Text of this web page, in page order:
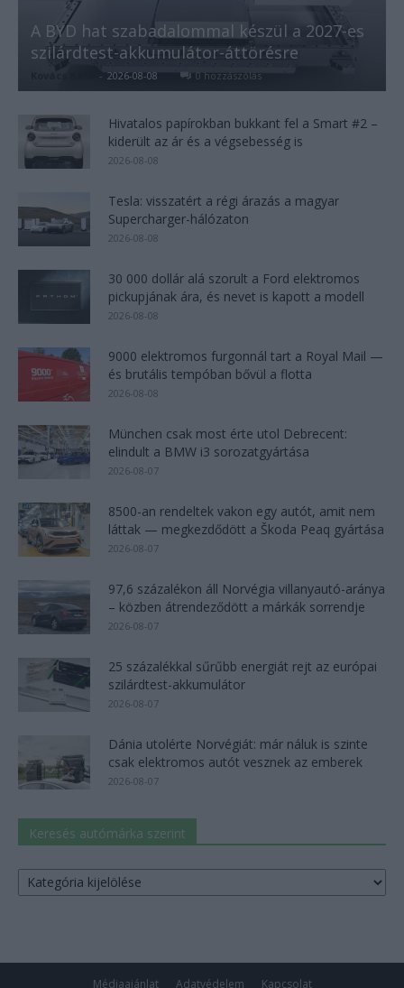
A BYD hat szabadalommal készül a 2027-es
szilárdtest-akkumulátor-áttörésre
- 2026-08-08 0 hozzászólás
Hivatalos papírokban bukkant fel a Smart #2 –
kiderült az ár és a végsebesség is
2026-08-08
Tesla: visszatért a régi árazás a magyar
Supercharger-hálózaton
2026-08-08
30 000 dollár alá szorult a Ford elektromos
pickupjának ára, és nevet is kapott a modell
2026-08-08
9000 elektromos furgonnál tart a Royal Mail —
és brutális tempóban bővül a flotta
2026-08-08
München csak most érte utol Debrecent:
elindult a BMW i3 sorozatgyártása
2026-08-07
8500-an rendeltek vakon egy autót, amit nem
láttak — megkezdődött a Škoda Peaq gyártása
2026-08-07
97,6 százalékon áll Norvégia villanyautó-aránya
– közben átrendeződött a márkák sorrendje
2026-08-07
25 százalékkal sűrűbb energiát rejt az európai
szilárdtest-akkumulátor
2026-08-07
Dánia utolérte Norvégiát: már náluk is szinte
csak elektromos autót vesznek az emberek
2026-08-07
Keresés autómárka szerint
Keresés
autómárka
Médiaajánlat Adatvédelem Kapcsolat